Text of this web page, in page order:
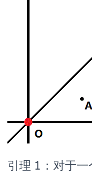
引理 1：对于